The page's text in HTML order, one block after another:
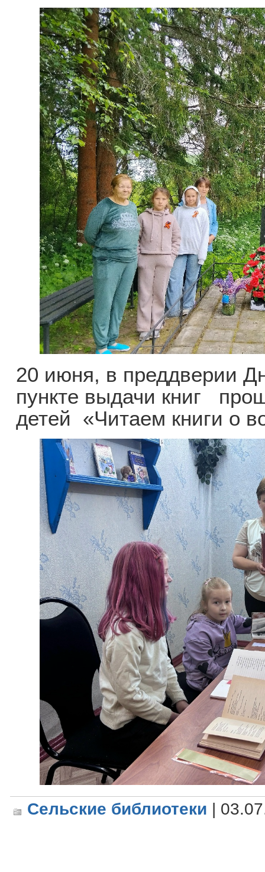
20 июня, в преддверии
пункте выдачи книг
детей «Читаем книги о
Сельские библиотеки |